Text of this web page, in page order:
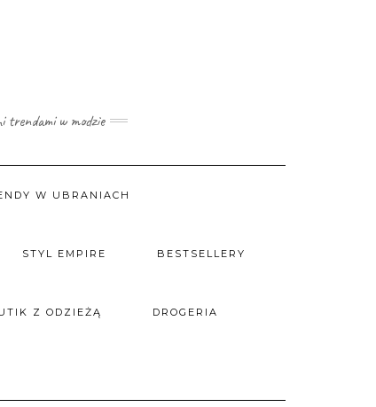
w modzie
W UBRANIACH
STYL EMPIRE BESTSELLERY
Z ODZIEŻĄ DROGERIA